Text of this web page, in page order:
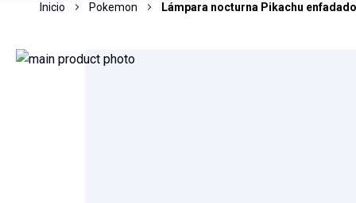
Inicio Pokemon Lámpara nocturna Pikachu
Saltar